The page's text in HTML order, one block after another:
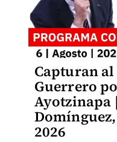
Capturan
Guerrero
Ayotzinapa
2026